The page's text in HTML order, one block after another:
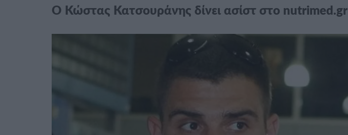
Ο Κώστας Κατσουράνης δίνει ασίστ στο nutrimed.gr